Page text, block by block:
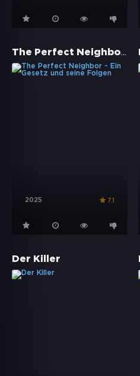
The Perfect Neighbor - Ein Gesetz und seine Folgen
2025 7.1
Der Killer